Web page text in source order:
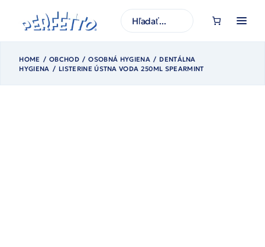
obsah
H
ľ
d
ť
HOME OBCHOD OSOBNÁ HYGIENA
DENTÁLNA
HYGIENA
LISTERINE ÚSTNA VODA 250ML SPEARMINT